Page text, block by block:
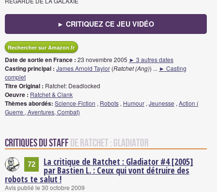
► CRITIQUEZ CE JEU VIDÉO
Rechercher sur Amazon.fr
Date de sortie en France : 23 novembre 2005 ► 3 autres dates
Casting principal : James Arnold Taylor (Ratchet (Ang)) ... ► Casting
complet
Titre Original : Ratchet: Deadlocked
Oeuvre : Ratchet & Clank
Thèmes abordés: Science-Fiction , Robots , Humour , Jeunesse , Action (
Guerre , Aventures, Combat)
Critiques du staffde Ratchet : Gladiator
72 La critique de Ratchet : Gladiator #4 [2005]
par Bastien L. : Ceux qui vont détruire des
robots te salut !
Avis publié le 30 octobre 2009